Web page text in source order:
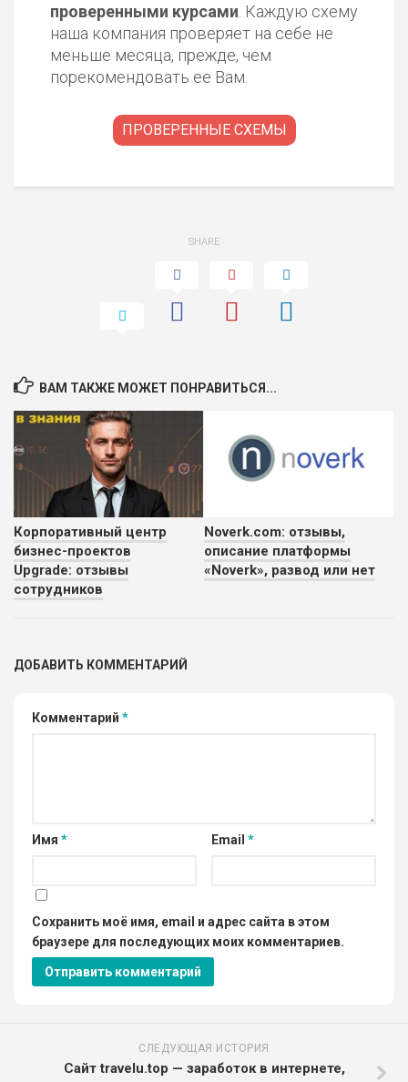
проверенными курсами . Каждую схему
наша компания проверяет на себе не
меньше месяца, прежде, чем
порекомендовать ее Вам.
ПРОВЕРЕННЫЕ СХЕМЫ
SHARE
ВАМ ТАКЖЕ МОЖЕТ ПОНРАВИТЬСЯ...
Корпоративный центр
бизнес-проектов
Upgrade: отзывы
сотрудников
Noverk.com: отзывы,
описание платформы
«Noverk», развод или нет
ДОБАВИТЬ КОММЕНТАРИЙ
Комментарий *
Имя * Email *
Сохранить моё имя, email и адрес сайта в этом
браузере для последующих моих комментариев.
СЛЕДУЮЩАЯ ИСТОРИЯ
Сайт travelu.top — заработок в интернете,